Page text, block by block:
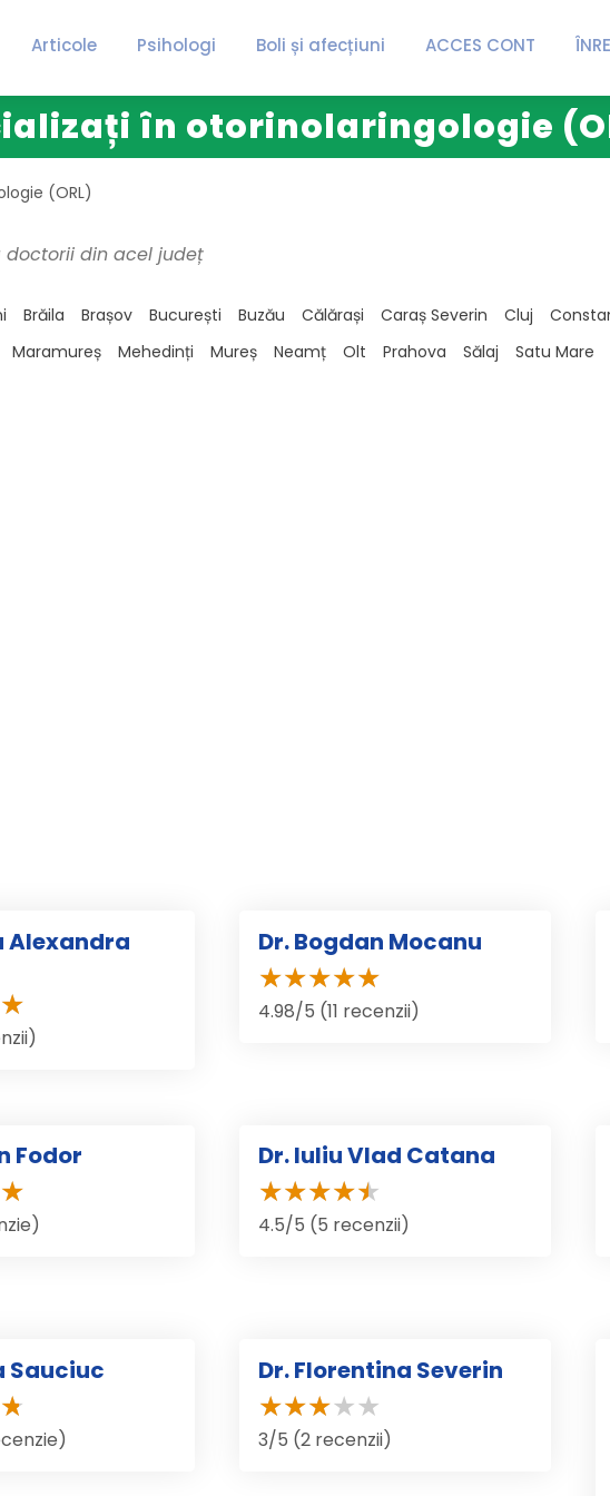
Articole Psihologi Boli și afecțiuni ACCES CONT
în otorinolaringologie
(ORL)
doctorii din acel județ
Brăila Brașov București Buzău Călărași Caraș Severin Cluj
Maramureș Mehedinți Mureș Neamț Olt Prahova Sălaj Satu Mare
Alexandra
Dr. Bogdan Mocanu
4.98/5 (11 recenzii)
Fodor Dr. Iuliu Vlad Catana
4.5/5 (5 recenzii)
Sauciuc Dr. Florentina Severin
3/5 (2 recenzii)